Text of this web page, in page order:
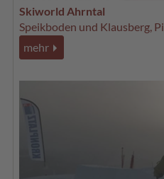
Skiworld Ahrntal
Speikboden und Klausberg,
mehr